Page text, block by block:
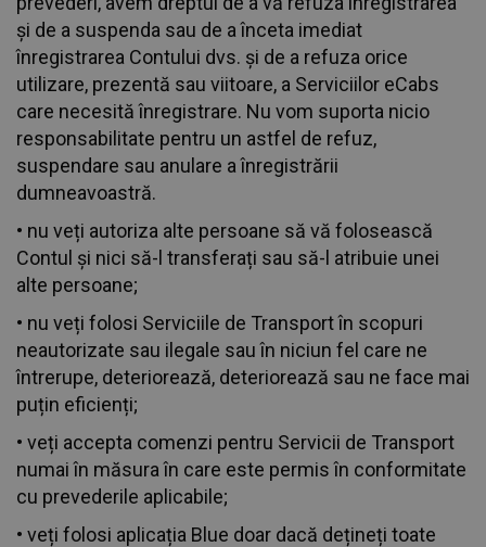
și de a suspenda sau de a înceta imediat
înregistrarea Contului dvs. și de a refuza orice
utilizare, prezentă sau viitoare, a Serviciilor eCabs
care necesită înregistrare. Nu vom suporta nicio
responsabilitate pentru un astfel de refuz,
suspendare sau anulare a înregistrării
dumneavoastră.
• nu veți autoriza alte persoane să vă folosească
Contul și nici să-l transferați sau să-l atribuie unei
alte persoane;
• nu veți folosi Serviciile de Transport în scopuri
neautorizate sau ilegale sau în niciun fel care ne
întrerupe, deteriorează, deteriorează sau ne face mai
puțin eficienți;
• veți accepta comenzi pentru Servicii de Transport
numai în măsura în care este permis în conformitate
cu prevederile aplicabile;
• veți folosi aplicația Blue doar dacă dețineți toate